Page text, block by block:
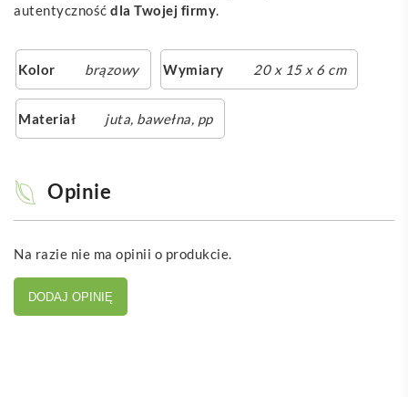
autentyczność dla Twojej firmy.
Kolor brązowy Wymiary 20 x 15 x 6 cm
Materiał juta, bawełna, pp
Opinie
Na razie nie ma opinii o produkcie.
DODAJ OPINIĘ